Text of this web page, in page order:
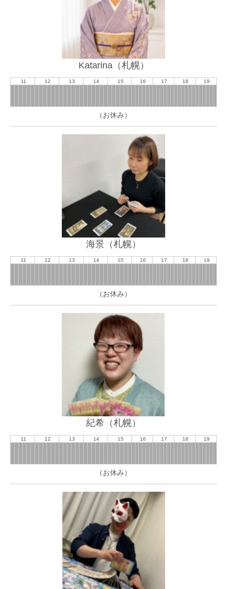
Katarina（札幌）
11 12 13 14 15 16 17 18 19
（お休み）
海景（札幌）
11 12 13 14 15 16 17 18 19
（お休み）
紀希（札幌）
11 12 13 14 15 16 17 18 19
（お休み）